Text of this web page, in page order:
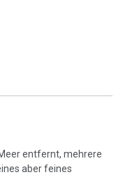
entfernt, mehrere
aber feines